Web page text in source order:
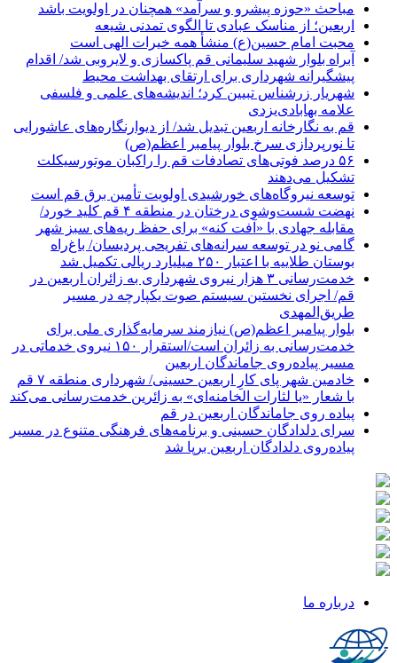
مباحث «حوزه پیشرو و سرآمد» همچنان در اولویت باشد
اربعین؛ از مناسک عبادی تا الگوی تمدنی شیعه
محبت امام حسین(ع) منشأ همه خیرات الهی است
آبراه بلوار شهید سلیمانی قم پاکسازی و لایروبی شد/ اقدام
پیشگیرانه شهرداری برای ارتقای بهداشت محیط
شهریار زرشناس تبیین کرد؛ اندیشه‌های علمی و فلسفی
علامه بهابادی‌یزدی
قم به نگارخانه اربعین تبدیل شد/ از دیوارنگاره‌های عاشورایی
تا نورپردازی سرخ بلوار پیامبر اعظم(ص)
۵۶ درصد فوتی‌های تصادفات قم را راکبان موتورسیکلت
تشکیل می‌دهند
توسعه نیروگاه‌های خورشیدی اولویت تأمین برق قم است
نهضت شست‌وشوی درختان در منطقه ۴ قم کلید خورد/
مقابله جهادی با «آفت کنه» برای حفظ ریه‌های سبز شهر
گامی نو در توسعه سرانه‌های تفریحی پردیسان/ باغ‌راه
بوستان طلاییه با اعتبار ۲۵۰ میلیارد ریالی تکمیل شد
خدمت‌رسانی ۳ هزار نیروی شهرداری به زائران اربعین در
قم/ اجرای نخستین سیستم صوت یکپارچه در مسیر
طریق‌المهدی
بلوار پیامبر اعظم(ص) نیازمند سرمایه‌گذاری ملی برای
خدمت‌رسانی به زائران است/استقرار ۱۵۰ نیروی خدماتی در
مسیر پیاده‌روی جاماندگان اربعین
خادمین شهر پای کارِ اربعین حسینی/ شهرداری منطقه ۷ قم
با شعار «یا لثارات الخامنه‌ای» به زائرین خدمت‌رسانی می‌کند
پیاده روی جاماندگان اربعین در قم
سرای دلدادگان حسینی و برنامه‌های فرهنگی متنوع در مسیر
پیاده‌روی دلدادگان اربعین برپا شد
درباره ما